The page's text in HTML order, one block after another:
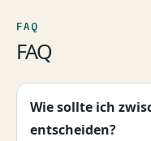
FAQ
FAQ
Wie sollte ich
entscheiden?